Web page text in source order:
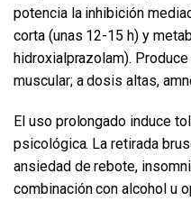
potencia la inhibición
corta (unas 12-15 h) y
hidroxialprazolam).
muscular; a dosis altas,
El uso prolongado induce
psicológica. La retirada
ansiedad de rebote,
combinación con alcohol u